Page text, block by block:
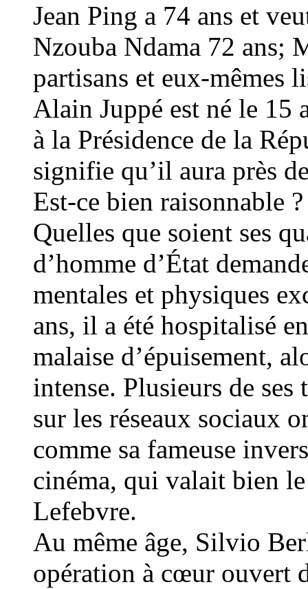
Jean Ping a 74 ans et
Nzouba Ndama 72
partisans et eux-mêmes
Alain Juppé est né le 15
à la Présidence de la
signifie qu’il aura près
Est-ce bien raisonnable ?
Quelles que soient ses
d’homme d’État
mentales et physiques
ans, il a été hospitalisé
malaise d’épuisement,
intense. Plusieurs de
sur les réseaux sociaux
comme sa fameuse
cinéma, qui valait bien
Lefebvre.
Au même âge, Silvio
opération à cœur ouvert